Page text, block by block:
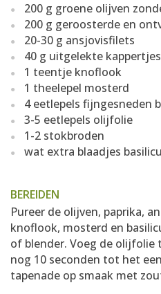
200 g groene olijven
200 g geroosterde en
20-30 g ansjovisfilets
40 g uitgelekte kappertjes
1 teentje knoflook
1 theelepel mosterd
4 eetlepels fijngesneden
3-5 eetlepels olijfolie
1-2 stokbroden
wat extra blaadjes
BEREIDEN
Pureer de olijven, paprika,
knoflook, mosterd en
of blender. Voeg de olijfolie
nog 10 seconden tot het
tapenade op smaak met